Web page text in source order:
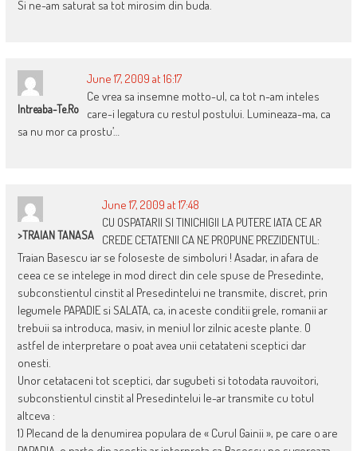
Si ne-am saturat sa tot mirosim din buda.
Intreaba-Te.ro
June 17, 2009 at 16:17
Ce vrea sa insemne motto-ul, ca tot n-am inteles
care-i legatura cu restul postului. Lumineaza-ma, ca
sa nu mor ca prostu’…
>TRAIAN TANASA
June 17, 2009 at 17:48
CU OSPATARII SI TINICHIGII LA PUTERE IATA CE AR
CREDE CETATENII CA NE PROPUNE PREZIDENTUL:
Traian Basescu iar se foloseste de simboluri ! Asadar, in afara de
ceea ce se intelege in mod direct din cele spuse de Presedinte,
subconstientul cinstit al Presedintelui ne transmite, discret, prin
legumele PAPADIE si SALATA, ca, in aceste conditii grele, romanii ar
trebuii sa introduca, masiv, in meniul lor zilnic aceste plante. O
astfel de interpretare o poat avea unii cetatateni sceptici dar
onesti.
Unor cetataceni tot sceptici, dar sugubeti si totodata rauvoitori,
subconstientul cinstit al Presedintelui le-ar transmite cu totul
altceva :
1) Plecand de la denumirea populara de « Curul Gainii », pe care o are